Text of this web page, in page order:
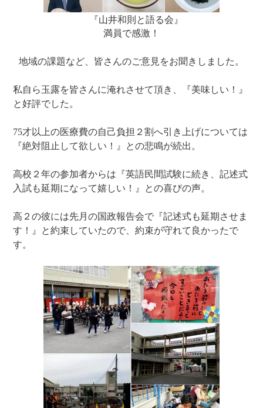
『山井和則と語る会』
満員で感激！
地域の課題など、皆さんのご意見をお聞きしました。
私自ら玉露を皆さんに淹れさせて頂き、『美味しい！』
と好評でした。
75才以上の医療費の自己負担２割へ引き上げについては
『絶対阻止して欲しい！』との悲鳴が続出。
高校２年の参加者からは『英語民間試験に続き、記述式
入試も延期になって嬉しい！』との喜びの声。
高２の彼には先月の国政報告会で『記述式も延期させま
す！』と約束していたので、約束が守れて良かったで
す。